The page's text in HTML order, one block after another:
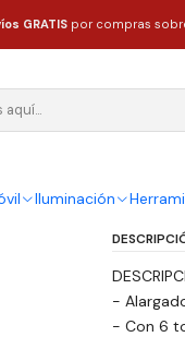
Iluminación
GRATIS por compras
Boca Blanca Con Switch 5
|
Cantidad
-
- Con 6